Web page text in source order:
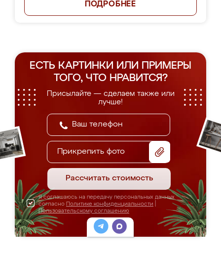
ПОДРОБНЕЕ
ЕСТЬ КАРТИНКИ ИЛИ ПРИМЕРЫ
ТОГО, ЧТО НРАВИТСЯ?
Присылайте — сделаем также или
лучше!
Прикрепить фото
Рассчитать стоимость
Я соглашаюсь на передачу персональных данных
согласно Политике конфиденциальности
Пользовательскому соглашению